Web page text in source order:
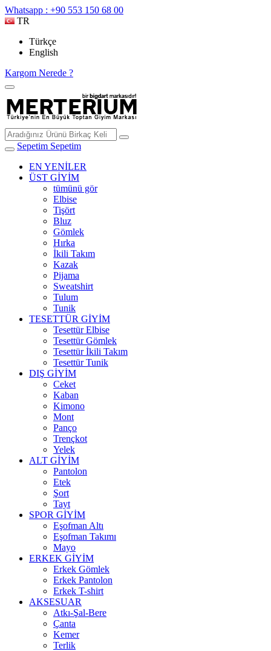
Whatsapp : +90 553 150 68 00
TR
Türkçe
English
Kargom Nerede ?
Sepetim Sepetim
EN YENİLER
ÜST GİYİM
tümünü gör
Elbise
Tişört
Bluz
Gömlek
Hırka
İkili Takım
Kazak
Pijama
Sweatshirt
Tulum
Tunik
TESETTÜR GİYİM
Tesettür Elbise
Tesettür Gömlek
Tesettür İkili Takım
Tesettür Tunik
DIŞ GİYİM
Ceket
Kaban
Kimono
Mont
Panço
Trençkot
Yelek
ALT GİYİM
Pantolon
Etek
Şort
Tayt
SPOR GİYİM
Eşofman Altı
Eşofman Takımı
Mayo
ERKEK GİYİM
Erkek Gömlek
Erkek Pantolon
Erkek T-shirt
AKSESUAR
Atkı-Şal-Bere
Çanta
Kemer
Terlik